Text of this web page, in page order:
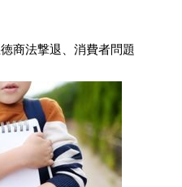
商法撃退、消費者問題